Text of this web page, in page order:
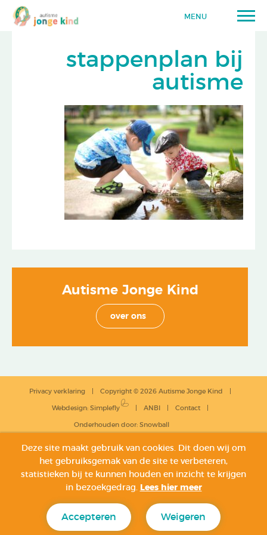
MENU
stappenplan bij
autisme
Autisme Jonge Kind
over ons
Copyright © 2026 Autisme Jonge Kind
Privacy verklaring
Contact
ANBI
Webdesign: Simplefly
Onderhouden door: Snowball
Deze site maakt gebruik van cookies. Dit doen wij om
het gebruiksgemak van de site te verbeteren,
statistieken bij te kunnen houden en inzicht te krijgen
in bezoekgedrag. Lees hier meer
Weigeren
Accepteren